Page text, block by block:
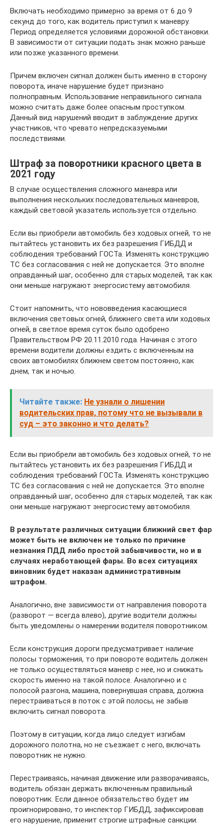
Включать необходимо примерно за время от 6 до 9
секунд до того, как водитель приступил к маневру.
Период определяется условиями дорожной обстановки.
В зависимости от ситуации подать знак можно раньше
или позже указанного времени.
Причем включен сигнал должен быть именно в сторону
поворота, иначе нарушение будет признано
полноправным. Использование неправильного сигнала
можно считать даже более опасным проступком.
Данный вид нарушений вводит в заблуждение других
участников, что чревато непредсказуемыми
последствиями.
Штраф за поворотники красного цвета в
2021 году
В случае осуществления сложного маневра или
выполнения нескольких последовательных маневров,
каждый световой указатель используется отдельно.
Если вы приобрели автомобиль без ходовых огней, то не
пытайтесь установить их без разрешения ГИБДД и
соблюдения требований ГОСТа. Изменять конструкцию
ТС без согласования с ней не допускается. Это вполне
оправданный шаг, особенно для старых моделей, так как
они меньше нагружают энергосистему автомобиля.
Стоит напомнить, что нововведения касающиеся
включения световых огней, ближнего света или ходовых
огней, в светлое время суток было одобрено
Правительством РФ 20.11.2010 года. Начиная с этого
времени водители должны ездить с включенным на
своих автомобилях ближнем светом постоянно, как
днем, так и ночью.
Читайте также: Не узнали о лишении
водительских прав, потому что не вызывали в
суд – это законно и что делать?
Если вы приобрели автомобиль без ходовых огней, то не
пытайтесь установить их без разрешения ГИБДД и
соблюдения требований ГОСТа. Изменять конструкцию
ТС без согласования с ней не допускается. Это вполне
оправданный шаг, особенно для старых моделей, так как
они меньше нагружают энергосистему автомобиля.
В результате различных ситуации ближний свет фар
может быть не включен не только по причине
незнания ПДД либо простой забывчивости, но и в
случаях неработающей фары. Во всех ситуациях
виновник будет наказан административным
штрафом.
Аналогично, вне зависимости от направления поворота
(разворот — всегда влево), другие водители должны
быть уведомлены о намерении водителя поворотником.
Если конструкция дороги предусматривает наличие
полосы торможения, то при повороте водитель должен
не только осуществляться маневр с нее, но и снижать
скорость именно на такой полосе. Аналогично и с
полосой разгона, машина, повернувшая справа, должна
перестраиваться в поток с этой полосы, не забыв
включить сигнал поворота.
Поэтому в ситуации, когда лицо следует изгибам
дорожного полотна, но не съезжает с него, включать
поворотник не нужно.
Перестраиваясь, начиная движение или разворачиваясь,
водитель обязан держать включенным правильный
поворотник. Если данное обязательство будет им
проигнорировано, то инспектор ГИБДД, зафиксировав
его нарушение, применит строгие штрафные санкции.